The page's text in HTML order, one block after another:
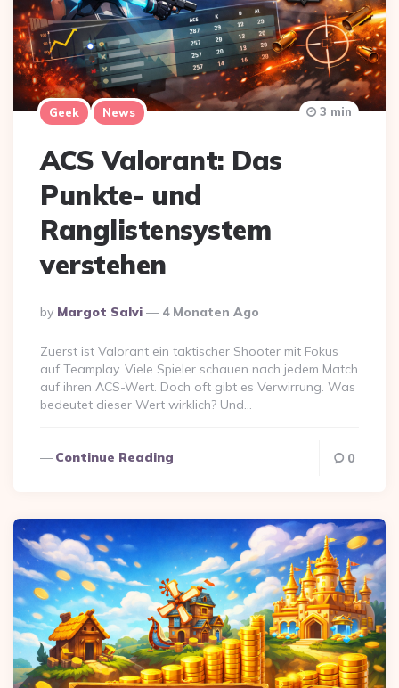
Geek News
ACS Valorant: Das
Punkte- und
Ranglistensystem
verstehen
Posted
By
By Margot Salvi 4 Monaten Ago
3 min
Zuerst ist Valorant ein taktischer Shooter mit Fokus
auf Teamplay. Viele Spieler schauen nach jedem Match
auf ihren ACS-Wert. Doch oft gibt es Verwirrung. Was
bedeutet dieser Wert wirklich? Und…
Continue Reading 0